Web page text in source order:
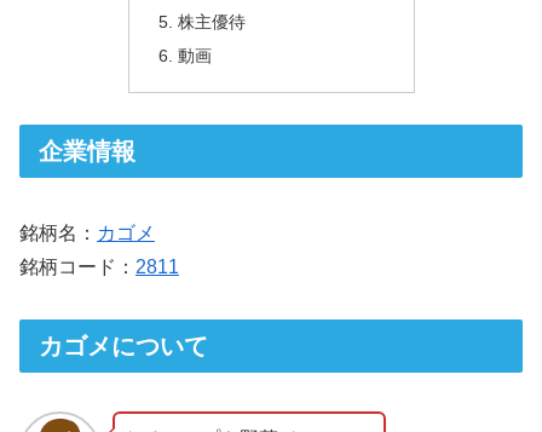
株主優待
動画
企業情報
銘柄名： カゴメ
銘柄コード： 2811
カゴメについて